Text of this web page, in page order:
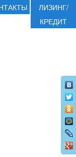
ЛИЗИНГ/
КРЕДИТ